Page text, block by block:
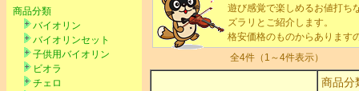
商品分類
バイオリン
バイオリンセット
子供用バイオリン
ビオラ
チェロ
遊び感覚で楽しめるお値打ち
ズラリとご紹介します。
格安価格のものからあります
全4件（1～4件表示）
商品分